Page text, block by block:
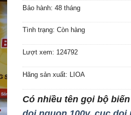
Bảo hành: 48 tháng
Tình trạng: Còn hàng
Lượt xem: 124792
Hãng sản xuất: LIOA
Có nhiều tên gọi bộ